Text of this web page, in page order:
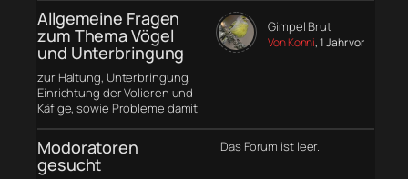
Allgemeine Fragen
zum Thema Vögel
und Unterbringung
zur Haltung, Unterbringung,
Einrichtung der Volieren und
Käfige, sowie Probleme damit
Gimpel Brut
Von Konni, 1 Jahr vor
Modoratoren
gesucht
Das Forum ist leer.